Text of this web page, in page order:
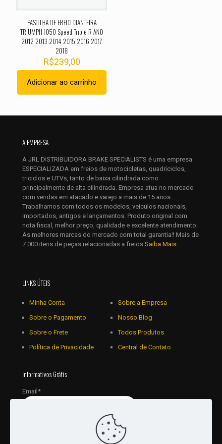
mail*
Salvar meus dados neste navegador para a próxima vez que
eu comentar.
PASTILHA DE FREIO DIANTEIRA
TRIUMPH 1050 Speed Triple R ANO
2012 2013 2014 2015 2016 2017
2018
R$239,00
Adicionar ao carrinho
A EMPRESA
A JRL DISTRIBUIDORA BRAKE SPECIALISTS é uma empresa
ESPECIALIZADA em freios de motocicletas, quadriciclos,
triciclos e UTVs, tanto de baixa cilindrada como
principalmente de alta cilindrada. Empresa atua no mercado
com vendas em atacado e varejo a mais de 15 anos.
Trabalhamos com todos os modelos, veículos nacionais,
importados, antigos e lançamentos. Produto original com
nota fiscal, melhor preço, qualidade e excelente atendimento.
As melhores marcas do mercado com total garantia!! Mais de
7.000 itens de peças relacionadas a freios:Saiba Mais...
LINKS ÚTEIS
Minha Conta
Sobre o Pagamento
Sobre o Frete
Política de Privacidade
Sobre a Empresa
Nosso Blog
Todos Produtos
Central de Contato
Informativos Grátis
Email*